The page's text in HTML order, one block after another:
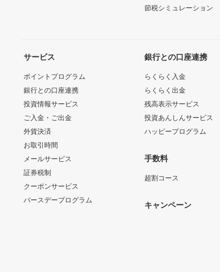
節税シミュレーション
サービス
ポイントプログラム
銀行との口座連携
投資情報サービス
ご入金・ご出金
外貨決済
お取引時間
メールサービス
証券税制
クーポンサービス
バースデープログラム
銀行との口座連携
らくらく入金
らくらく出金
残高表示サービス
投資あんしんサービス
ハッピープログラム
手数料
超割コース
キャンペーン